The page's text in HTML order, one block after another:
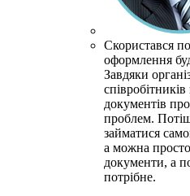
Скористався
оформлення
Завдяки
документів
проблем.
займатися
а можна
документи, а
потрібне.